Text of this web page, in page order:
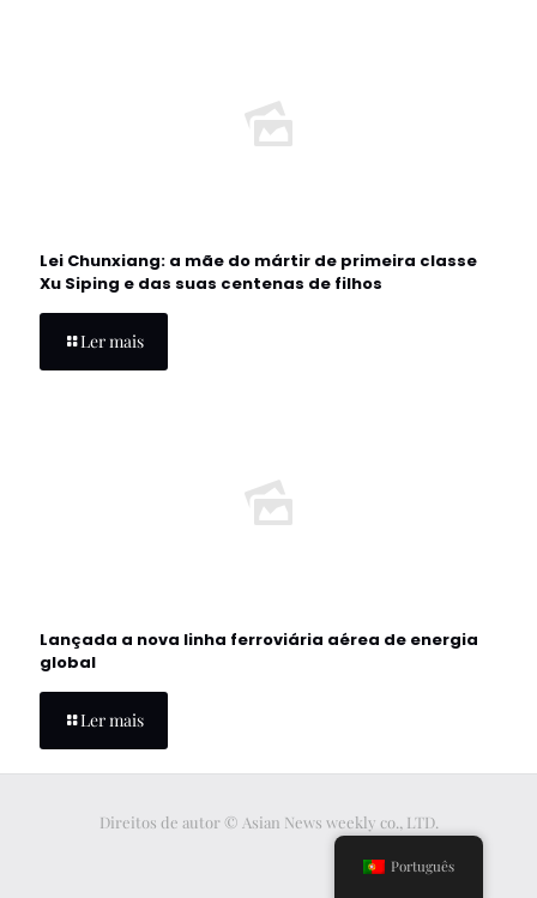
Lei Chunxiang: a mãe do mártir de primeira classe
Xu Siping e das suas centenas de filhos
Ler mais
Lançada a nova linha ferroviária aérea de energia
global
Ler mais
Direitos de autor © Asian News weekly co., LTD.
Português